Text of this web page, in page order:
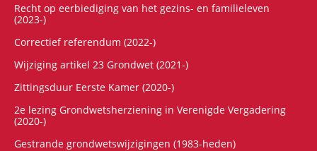
Recht op eerbiediging van het gezins- en familieleven
(2023-)
Correctief referendum (2022-)
Wijziging artikel 23 Grondwet (2021-)
Zittingsduur Eerste Kamer (2020-)
2e lezing Grondwetsherziening in Verenigde Vergadering
(2020-)
Gestrande grondwetswijzigingen (1983-heden)